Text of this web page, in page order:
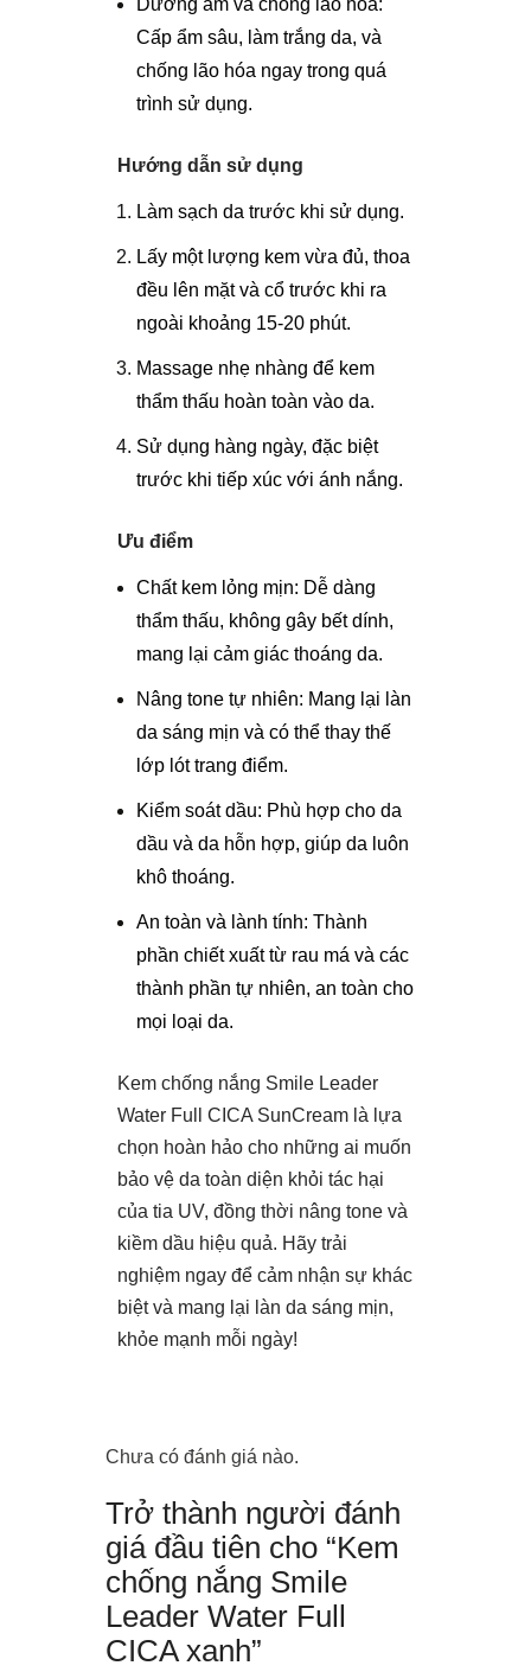
Dưỡng ẩm và chống lão hóa:
Cấp ẩm sâu, làm trắng da, và
chống lão hóa ngay trong quá
trình sử dụng.
Hướng dẫn sử dụng
Làm sạch da trước khi sử dụng.
Lấy một lượng kem vừa đủ, thoa
đều lên mặt và cổ trước khi ra
ngoài khoảng 15-20 phút.
Massage nhẹ nhàng để kem
thẩm thấu hoàn toàn vào da.
Sử dụng hàng ngày, đặc biệt
trước khi tiếp xúc với ánh nắng.
Ưu điểm
Chất kem lỏng mịn: Dễ dàng
thẩm thấu, không gây bết dính,
mang lại cảm giác thoáng da.
Nâng tone tự nhiên: Mang lại làn
da sáng mịn và có thể thay thế
lớp lót trang điểm.
Kiểm soát dầu: Phù hợp cho da
dầu và da hỗn hợp, giúp da luôn
khô thoáng.
An toàn và lành tính: Thành
phần chiết xuất từ rau má và các
thành phần tự nhiên, an toàn cho
mọi loại da.
Kem chống nắng Smile Leader
Water Full CICA SunCream là lựa
chọn hoàn hảo cho những ai muốn
bảo vệ da toàn diện khỏi tác hại
của tia UV, đồng thời nâng tone và
kiềm dầu hiệu quả. Hãy trải
nghiệm ngay để cảm nhận sự khác
biệt và mang lại làn da sáng mịn,
khỏe mạnh mỗi ngày!
Chưa có đánh giá nào.
Trở thành người đánh
giá đầu tiên cho “Kem
chống nắng Smile
Leader Water Full
CICA xanh”